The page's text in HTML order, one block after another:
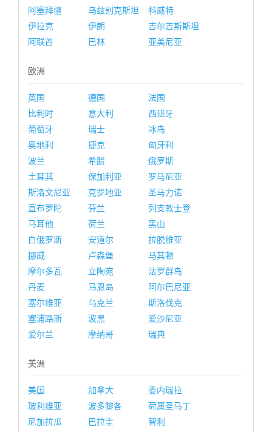
阿塞拜疆
乌兹别克斯坦
科威特
伊拉克
伊朗
吉尔吉斯斯坦
阿联酋
巴林 亚美尼亚
欧洲
英国 德国
法国
比利时
意大利
西班牙
葡萄牙
瑞士
冰岛
奥地利
捷克
匈牙利
波兰
希腊
俄罗斯
土耳其
保加利亚
罗马尼亚
斯洛文尼亚
克罗地亚
圣马力诺
直布罗陀
芬兰
列支敦士登
马耳他
荷兰
黑山
白俄罗斯
安道尔
拉脱维亚
挪威
卢森堡
马其顿
摩尔多瓦
立陶宛
法罗群岛
丹麦
马恩岛
阿尔巴尼亚
塞尔维亚
乌克兰
斯洛伐克
塞浦路斯
波黑
爱沙尼亚
爱尔兰
摩纳哥 瑞典
美洲
美国 加拿大
委内瑞拉
玻利维亚
波多黎各
荷属圣马丁
尼加拉瓜
巴拉圭
智利